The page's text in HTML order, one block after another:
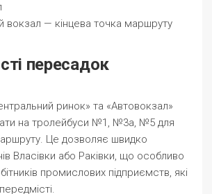
вокзал — кінцева точка маршруту
пересадок
ринок» та «Автовокзал»
на тролейбуси №1, №3а, №5 для
Це дозволяє швидко
Власівки або Раківки, що особливо
промислових підприємств, які